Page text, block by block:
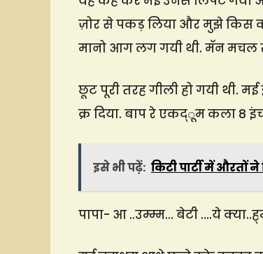
ज़ोर से पकड़ लिया और मुझे किस
मानो आग लग गयी थी. मॅन मचल
छूट पूरी तरह गीली हो गयी
क्र दिया. बाप रे एकद्ूम कला 8
इसे भी पढ़ें: किटी पार्टी में
पापा- आ ..उम्म्म… बेटी ….ये